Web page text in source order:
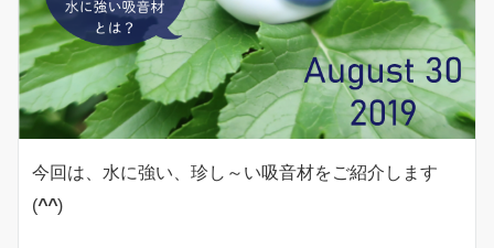
今回は、水に強い、珍し～い吸音材をご紹介します
(^^)